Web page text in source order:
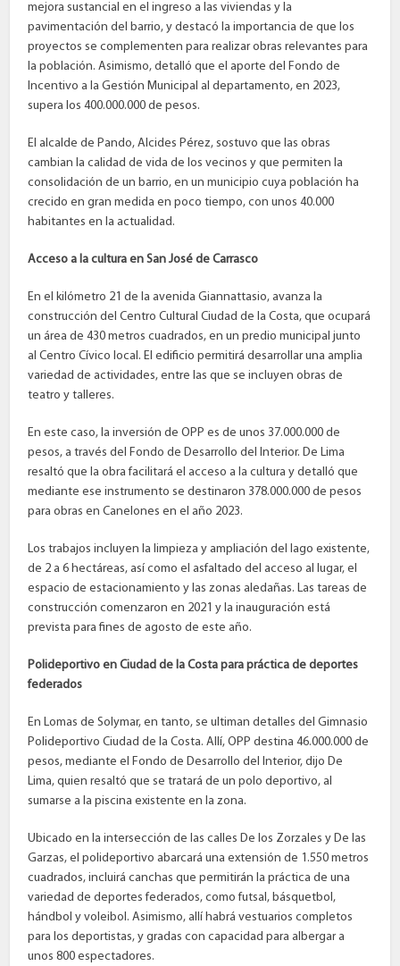
mejora sustancial en el ingreso a las viviendas y la
pavimentación del barrio, y destacó la importancia de que los
proyectos se complementen para realizar obras relevantes para
la población. Asimismo, detalló que el aporte del Fondo de
Incentivo a la Gestión Municipal al departamento, en 2023,
supera los 400.000.000 de pesos.
El alcalde de Pando, Alcides Pérez, sostuvo que las obras
cambian la calidad de vida de los vecinos y que permiten la
consolidación de un barrio, en un municipio cuya población ha
crecido en gran medida en poco tiempo, con unos 40.000
habitantes en la actualidad.
Acceso a la cultura en San José de Carrasco
En el kilómetro 21 de la avenida Giannattasio, avanza la
construcción del Centro Cultural Ciudad de la Costa, que ocupará
un área de 430 metros cuadrados, en un predio municipal junto
al Centro Cívico local. El edificio permitirá desarrollar una amplia
variedad de actividades, entre las que se incluyen obras de
teatro y talleres.
En este caso, la inversión de OPP es de unos 37.000.000 de
pesos, a través del Fondo de Desarrollo del Interior. De Lima
resaltó que la obra facilitará el acceso a la cultura y detalló que
mediante ese instrumento se destinaron 378.000.000 de pesos
para obras en Canelones en el año 2023.
Los trabajos incluyen la limpieza y ampliación del lago existente,
de 2 a 6 hectáreas, así como el asfaltado del acceso al lugar, el
espacio de estacionamiento y las zonas aledañas. Las tareas de
construcción comenzaron en 2021 y la inauguración está
prevista para fines de agosto de este año.
Polideportivo en Ciudad de la Costa para práctica de deportes
federados
En Lomas de Solymar, en tanto, se ultiman detalles del Gimnasio
Polideportivo Ciudad de la Costa. Allí, OPP destina 46.000.000 de
pesos, mediante el Fondo de Desarrollo del Interior, dijo De
Lima, quien resaltó que se tratará de un polo deportivo, al
sumarse a la piscina existente en la zona.
Ubicado en la intersección de las calles De los Zorzales y De las
Garzas, el polideportivo abarcará una extensión de 1.550 metros
cuadrados, incluirá canchas que permitirán la práctica de una
variedad de deportes federados, como futsal, básquetbol,
hándbol y voleibol. Asimismo, allí habrá vestuarios completos
para los deportistas, y gradas con capacidad para albergar a
unos 800 espectadores.